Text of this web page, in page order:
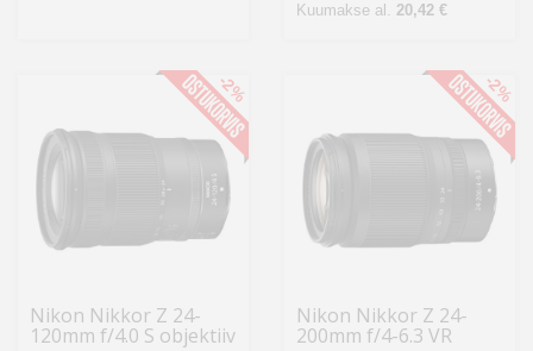
Kuumakse al. 20,42 €
Nikon Nikkor Z 24-
120mm f/4.0 S objektiiv
-2%
Nikon Nikkor Z 24-
200mm f/4-6.3 VR
-2%